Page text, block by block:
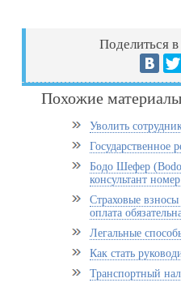
Поделиться
Похожие
Уволить
Государственное
Бодо Шефер
консультант
Страховые
оплата
Легальные
Как стать
Транспортный